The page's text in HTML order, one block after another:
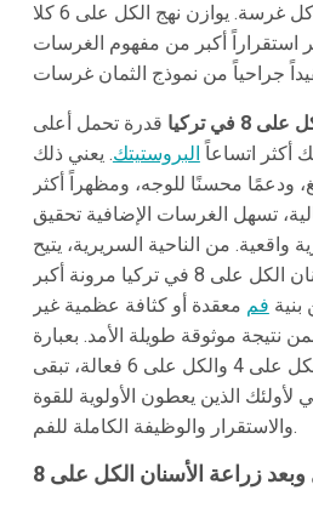
يزيد من الضغط على كل غرسة. يوازن نهج الكل على 6 كلا
استقراراً أكبر من مفهوم الغرسات
في تركيا
قدرة تحمل أعلى
أكثر اتساعاً البروستيتك. يعني ذلك
ودعمًا محسنًا للوجه، ومظهراً أكثر
تسهل الغرسات الإضافية تحقيق
واقعية. من الناحية السريرية، يتيح
مفهوم زراعة الأسنان الكل على 8 في تركيا مرونة أكبر
فم معقدة أو كثافة عظمية غير
نتيجة موثوقة طويلة الأمد. بعبارة
مختصرة، بينما تكون الكل على 4 والكل على 6 فعالة، تبقى
الذهبي لأولئك الذين يعطون الأولوية للقوة
والاستقرار والوظيفة الكاملة للفم.
زراعة الأسنان الكل على 8